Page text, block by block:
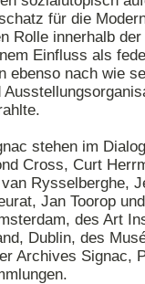
für die
Rolle innerhalb
Einfluss als
ebenso nach wie
stehen im
Cross, Curt
Rysselberghe,
Jan Toorop
des Art
Dublin, des
Archives Signac,